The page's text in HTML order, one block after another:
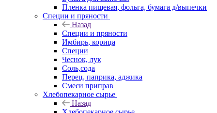
Пленка пищевая, фольга, бумага д/выпечки
Специи и пряности
Назад
Специи и пряности
Имбирь, корица
Специи
Чеснок, лук
Соль,сода
Перец, паприка, аджика
Смеси приправ
Хлебопекарное сырье
Назад